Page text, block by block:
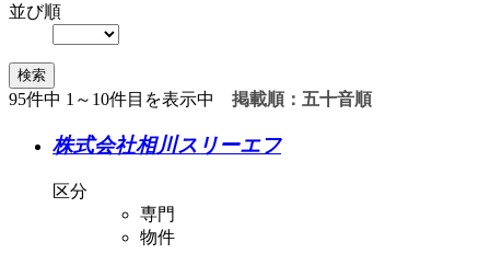
並び順
検索
95件中 1～10件目を表示中 掲載順：五十音順
株式会社相川スリーエフ
区分
専門
物件